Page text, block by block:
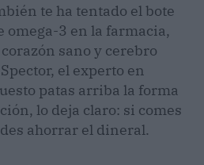
te ha tentado el bote
omega-3 en la farmacia,
sano y cerebro
el experto en
patas arriba la forma
lo deja claro: si comes
ahorrar el dineral.